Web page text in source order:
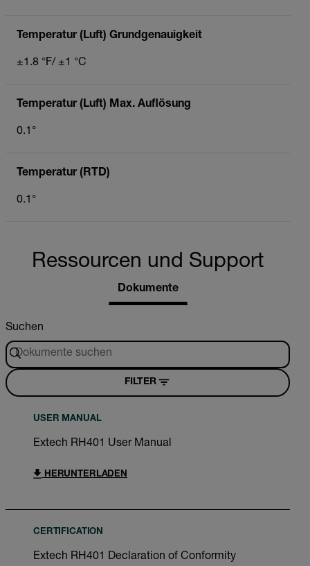
Temperatur (Luft) Grundgenauigkeit
±1.8 °F/ ±1 °C
Temperatur (Luft) Max. Auflösung
0.1°
Temperatur (RTD)
0.1°
Ressourcen und Support
Dokumente
Suchen
FILTER
USER MANUAL
Extech RH401 User Manual
HERUNTERLADEN
CERTIFICATION
Extech RH401 Declaration of Conformity